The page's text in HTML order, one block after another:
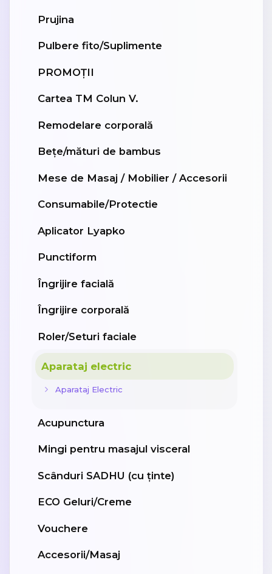
Prujina
Pulbere fito/Suplimente
PROMOȚII
Cartea TM Colun V.
Remodelare corporală
Bețe/mături de bambus
Mese de Masaj / Mobilier / Accesorii
Consumabile/Protectie
Aplicator Lyapko
Punctiform
Îngrijire facială
Îngrijire corporală
Roler/Seturi faciale
Aparataj electric
Aparataj Electric
Acupunctura
Mingi pentru masajul visceral
Scânduri SADHU (cu ținte)
ECO Geluri/Creme
Vouchere
Accesorii/Masaj